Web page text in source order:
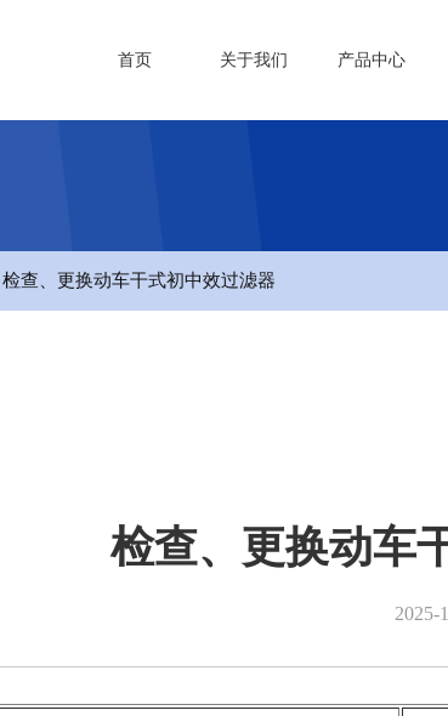
首页 关于我们 产品中心
查、更换动车干式初中效过滤器
检查、更换动车
2025-